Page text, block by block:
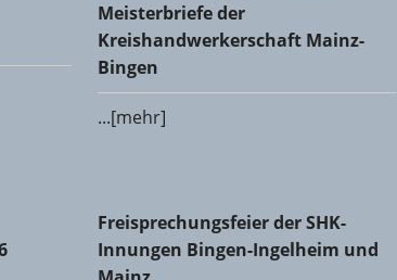
Meisterbriefe der
Kreishandwerkerschaft Mainz-
Bingen
...[mehr]
Michael Dralle zum neuen Obermeister
2026Freisprechungsfeier der SHK-
Freisprechungsfeier der SHK-
Innungen Bingen-Ingelheim und